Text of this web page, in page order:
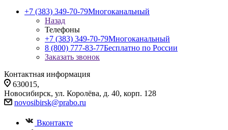
+7 (383) 349-70-79Многоканальный
Назад
Телефоны
+7 (383) 349-70-79Многоканальный
8 (800) 777-83-77Бесплатно по России
Заказать звонок
Контактная информация
630015,
Новосибирск, ул. Королёва, д. 40, корп. 128
novosibirsk@prabo.ru
Вконтакте